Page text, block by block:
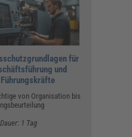
für
und
Führungskräfte
von Organisation bis
1 Tag